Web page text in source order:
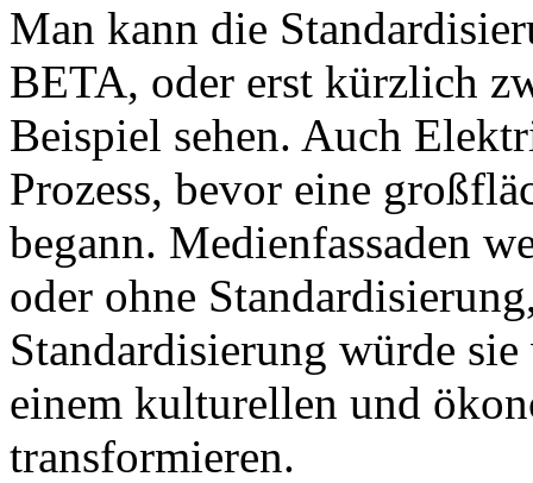
Man kann die
BETA, oder erst kürzlich
Beispiel sehen. Auch
Prozess, bevor eine
begann. Medienfassaden
oder ohne
Standardisierung würde
einem kulturellen und
transformieren.